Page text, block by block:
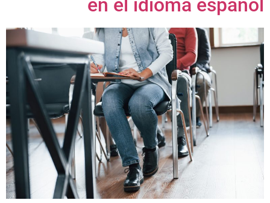
en el idioma español